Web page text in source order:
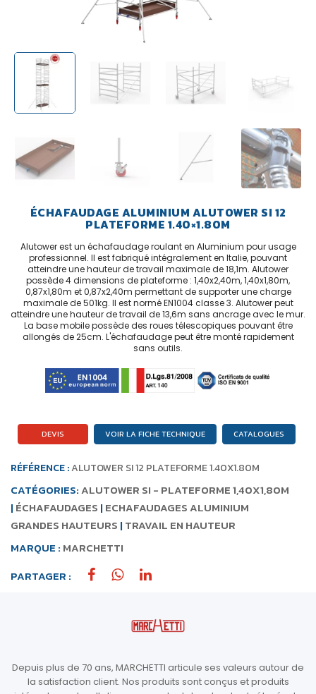
ÉCHAFAUDAGE ALUMINIUM ALUTOWER SI 12
PLATEFORME 1.40×1.80M
Alutower est un échafaudage roulant en Aluminium pour usage
professionnel. Il est fabriqué intégralement en Italie, pouvant
atteindre une hauteur de travail maximale de 18,1m. Alutower
possède 4 dimensions de plateforme : 1,40x2,40m, 1,40x1,80m,
0,87x1,80m et 0,87x2,40m permettant de supporter une charge
maximale de 501kg. Il est normé EN1004 classe 3. Alutower peut
atteindre une hauteur de travail de 13,6m sans ancrage avec le mur.
La base mobile possède des roues télescopiques pouvant être
allongés de 25cm. L'échafaudage peut être monté rapidement
sans outils.
RÉFÉRENCE :ALUTOWER SI 12 PLATEFORME 1.40X1.80M
CATÉGORIES:ALUTOWER SI - PLATEFORME 1,40X1,80M
| ÉCHAFAUDAGES | ECHAFAUDAGES ALUMINIUM
GRANDES HAUTEURS | TRAVAIL EN HAUTEUR
MARQUE : MARCHETTI
PARTAGER :
DEVIS VOIR LA FICHE TECHNIQUE CATALOGUES
Depuis plus de 70 ans, MARCHETTI articule ses valeurs autour de
la satisfaction client. Nos produits sont conçus et produits